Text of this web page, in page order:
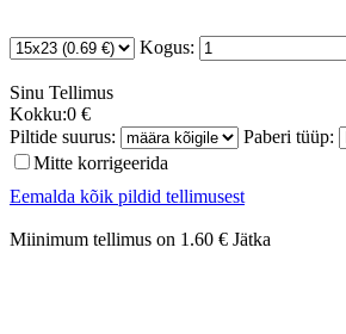
Kogus:
Sinu Tellimus
Kokku:0 €
Piltide suurus:
Paberi tüüp:
Mitte korrigeerida
Eemalda kõik pildid tellimusest
Miinimum tellimus on 1.60 € Jätka